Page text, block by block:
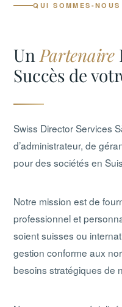
QUI SOMMES-NOUS
Un Partenaire
Succès de
Swiss Director Services
d’administrateur, de
pour des sociétés en
Notre mission est de
professionnel et
soient suisses ou
gestion conforme aux
besoins stratégiques de